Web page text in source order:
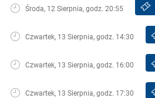
Środa, 12 Sierpnia, godz. 20:55
Czwartek, 13 Sierpnia, godz. 14:30
Czwartek, 13 Sierpnia, godz. 16:00
Czwartek, 13 Sierpnia, godz. 17:30